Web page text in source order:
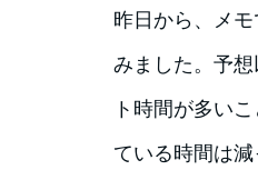
昨日から、メ
みました。予
ト時間が多い
ている時間は減